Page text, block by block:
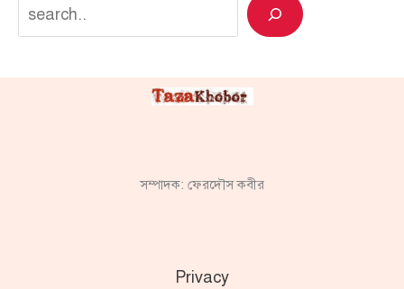
Search
সম্পাদক: ফেরদৌস কবীর
Privacy